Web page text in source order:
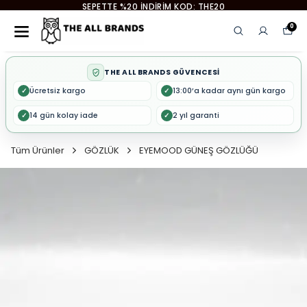
EYEMOOD 2. ÜRÜNE %50 İNDİRİM
0
THE ALL BRANDS GÜVENCESİ
✓ Ücretsiz kargo ✓ 13:00’a kadar aynı gün kargo
✓ 14 gün kolay iade ✓ 2 yıl garanti
Tüm Ürünler GÖZLÜK EYEMOOD GÜNEŞ GÖZLÜĞÜ